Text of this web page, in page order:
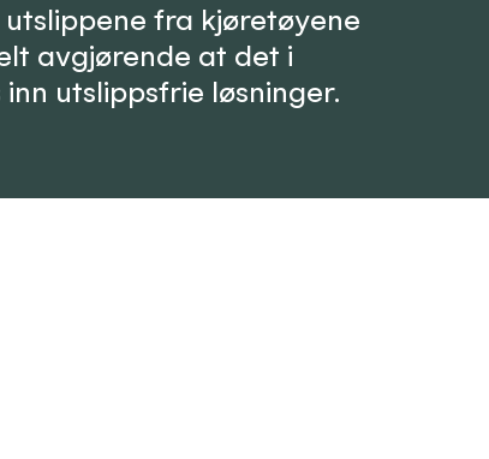
fra kjøretøyene
avgjørende at det i
utslippsfrie løsninger.